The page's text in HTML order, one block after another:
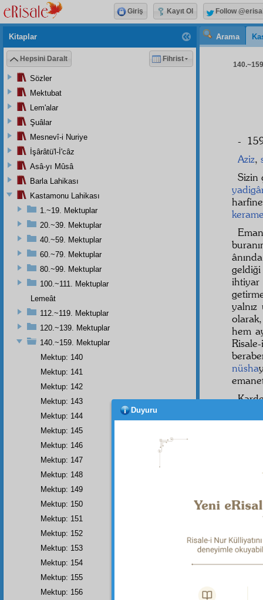
Arama
-
Aziz,
Sizin
hem
nüsha
Kitaplar
Hepsini Daralt Fihrist
Sözler
Mektubat
Lem'alar
Şuâlar
Mesnevî-i Nuriye
İşârâtü'l-İ'câz
Asâ-yı Mûsâ
Barla Lahikası
Kastamonu Lahikası
1.~19. Mektuplar
20.~39. Mektuplar
40.~59. Mektuplar
60.~79. Mektuplar
80.~99. Mektuplar
100.~111. Mektuplar
Lemeât
112.~119. Mektuplar
120.~139. Mektuplar
140.~159. Mektuplar
Mektup: 140
Mektup: 141
Mektup: 142
Mektup: 143
Mektup: 144
Mektup: 145
Mektup: 146
Mektup: 147
Mektup: 148
Mektup: 149
Mektup: 150
Mektup: 151
Mektup: 152
Mektup: 153
Mektup: 154
Mektup: 155
Mektup: 156
Giriş Kayıt Ol Follow
Duyuru